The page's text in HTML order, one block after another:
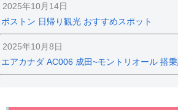
2025年10月14日
ボストン 日帰り観光 おすすめスポット
2025年10月8日
エアカナダ AC006 成田~モントリオール 搭